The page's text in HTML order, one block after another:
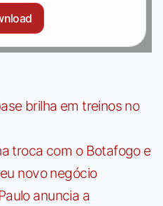
brilha em treinos no
troca com o Botafogo e
novo negócio
anuncia a